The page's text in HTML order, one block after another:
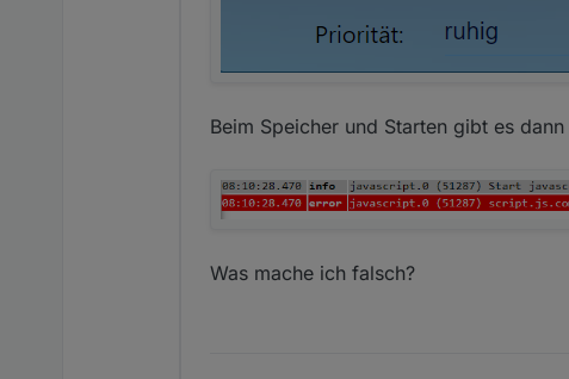
Beim Speicher und Starten gibt es
Was mache ich falsch?